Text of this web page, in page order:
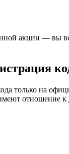
акции — вы
только на
отношение